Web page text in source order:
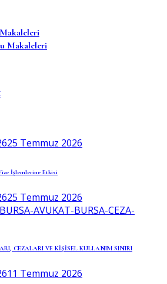
Makaleleri
25 Temmuz 2026
İşlemlerine Etkisi
25 Temmuz 2026
CEZALARI VE KİŞİSEL KULLANIM SINIRI
11 Temmuz 2026